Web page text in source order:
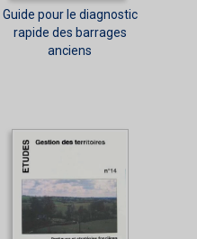
Guide pour le diagnostic
rapide des barrages
anciens